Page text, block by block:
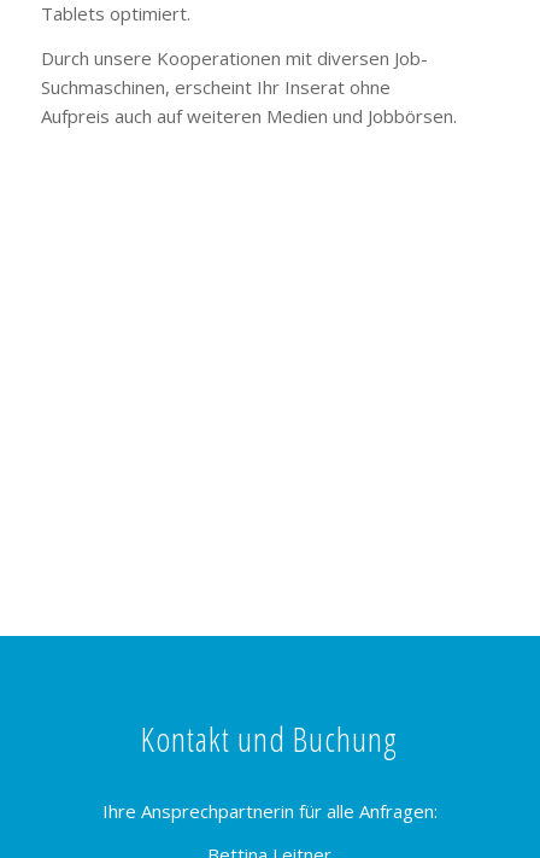
Tablets optimiert.
Durch unsere Kooperationen mit diversen Job-
Suchmaschinen, erscheint Ihr Inserat ohne
Aufpreis auch auf weiteren Medien und Jobbörsen.
Kontakt und Buchung
Ihre Ansprechpartnerin für alle Anfragen: